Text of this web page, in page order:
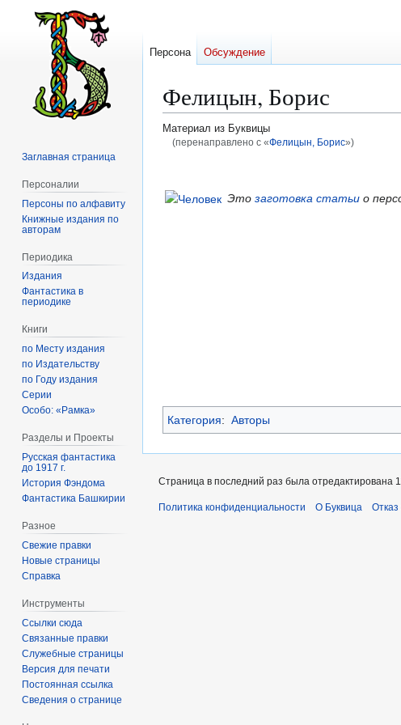
Фелицын, Борис
Материал из Буквицы
(перенаправлено с «Фелицын, Борис»)
к
навигации
к
поиску
Это заготовка статьи о
Категория: Авторы
Персона Обсуждение
Заглавная страница
Персоналии
Персоны по алфавиту
Книжные издания по
авторам
Периодика
Издания
Фантастика в
периодике
Книги
по Месту издания
по Издательству
по Году издания
Серии
Особо: «Рамка»
Разделы и Проекты
Русская фантастика
до 1917 г.
История Фэндома
Фантастика Башкирии
Разное
Свежие правки
Новые страницы
Справка
Инструменты
Ссылки сюда
Связанные правки
Служебные страницы
Версия для печати
Постоянная ссылка
Сведения о странице
Страница в последний раз была отредактирована
Политика конфиденциальности О Буквица Отказ